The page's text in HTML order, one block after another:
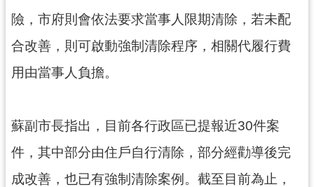
險，市府則會依法要求當事人限期清除，若未配
合改善，則可啟動強制清除程序，相關代履行費
用由當事人負擔。
蘇副市長指出，目前各行政區已提報近30件案
件，其中部分由住戶自行清除，部分經勸導後完
成改善，也已有強制清除案例。截至目前為止，